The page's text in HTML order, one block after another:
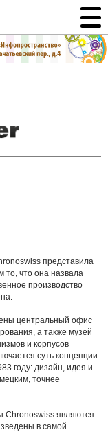
представила
что она назвала
производство
центральный офис
а также музей
и корпусов
суть концепции
году: дизайн, идея и
точнее
Chronoswiss являются
в самой